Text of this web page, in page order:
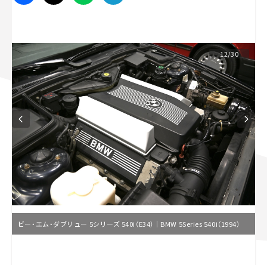
12/30
ビー・エム・ダブリュー 5シリーズ 540i（E34）｜BMW 5Series 540i（1994）
スズキ ジムニー｜Suzuki Jimny